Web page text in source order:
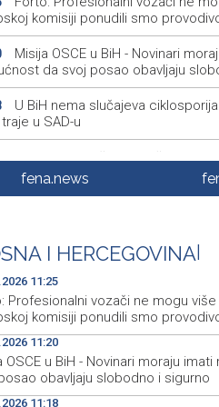
komisiji ponudili smo
Misija OSCE u BiH - Novinari
da svoj posao obavljaju
U BiH nema slučajeva
u SAD-u
Ulysses obilježava završetak
Sunčano i vruće narednih dana, u
izgledni lokalni pljuskovi
fena.news
I HERCEGOVINA
11:25
Profesionalni vozači ne mogu
komisiji ponudili smo
11:20
OSCE u BiH - Novinari moraju
obavljaju slobodno i sigurno
11:18